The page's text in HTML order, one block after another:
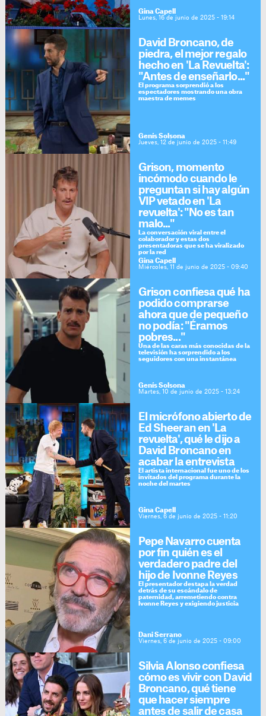
Gina Capell
Lunes, 16 de junio de 2025 - 19:14
David Broncano, de
piedra, el mejor regalo
hecho en 'La Revuelta':
"Antes de enseñarlo..."
El programa sorprendió a los
espectadores mostrando una obra
maestra de memes
Genís Solsona
Jueves, 12 de junio de 2025 - 11:49
Grison, momento
incómodo cuando le
preguntan si hay algún
VIP vetado en 'La
revuelta': "No es tan
malo..."
La conversación viral entre el
colaborador y estas dos
presentadoras que se ha viralizado
por la red
Gina Capell
Miércoles, 11 de junio de 2025 - 09:40
Grison confiesa qué ha
podido comprarse
ahora que de pequeño
no podía: "Éramos
pobres..."
Una de las caras más conocidas de la
televisión ha sorprendido a los
seguidores con una instantánea
Genís Solsona
Martes, 10 de junio de 2025 - 13:24
El micrófono abierto de
Ed Sheeran en 'La
revuelta', qué le dijo a
David Broncano en
acabar la entrevista
El artista internacional fue uno de los
invitados del programa durante la
noche del martes
Gina Capell
Viernes, 6 de junio de 2025 - 11:20
Pepe Navarro cuenta
por fin quién es el
verdadero padre del
hijo de Ivonne Reyes
El presentador destapa la verdad
detrás de su escándalo de
paternidad, arremetiendo contra
Ivonne Reyes y exigiendo justicia
Dani Serrano
Viernes, 6 de junio de 2025 - 09:00
Silvia Alonso confiesa
cómo es vivir con David
Broncano, qué tiene
que hacer siempre
antes de salir de casa